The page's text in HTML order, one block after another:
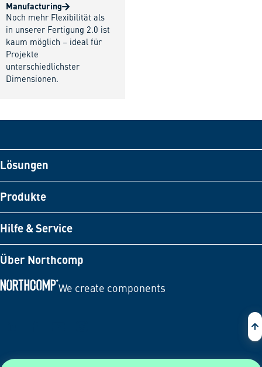
Manufacturing
Noch mehr Flexibilität als
in unserer Fertigung 2.0 ist
kaum möglich – ideal für
Projekte
unterschiedlichster
Dimensionen.
Lösungen
Produkte
Hilfe & Service
Über Northcomp
We create components